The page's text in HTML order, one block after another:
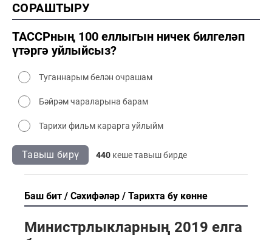
2000 сәнәгать
2000 мәдәният
СОРАШТЫРУ
ТАССРның 100 еллыгын ничек билгеләп
үтәргә уйлыйсыз?
Туганнарым белән очрашам
Бәйрәм чараларына барам
Тарихи фильм карарга уйлыйм
Тавыш бирү 440 кеше тавыш бирде
Баш бит Сәхифәләр Тарихта бу көнне
Министрлыкларның 2019 елга